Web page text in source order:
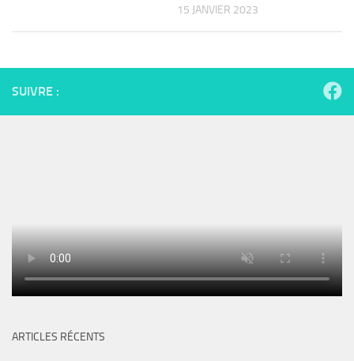
15 JANVIER 2023
SUIVRE :
ARTICLES RÉCENTS